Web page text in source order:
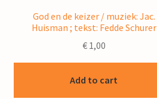
God en de keizer / muziek: Jac.
Huisman ; tekst: Fedde Schurer
€1,00
Add to cart